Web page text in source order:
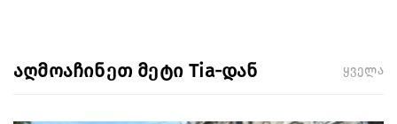
აღმოაჩინეთ მეტი Tia-დან ყველა